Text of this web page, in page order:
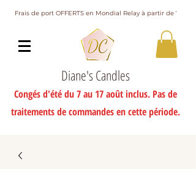
Frais de port OFFERTS en Mondial Relay à partir de 75€
Diane's Candles
Congés d'été du 7 au 17 août inclus. Pas de
traitements de commandes en cette période.